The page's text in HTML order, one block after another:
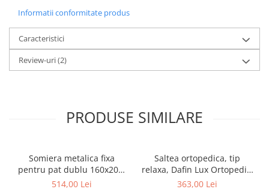
Informatii conformitate produs
Caracteristici
Review-uri(2)
PRODUSE SIMILARE
Somiera metalica fixa
pentru pat dublu 160x200,
6 picioare, 32 lamele lemn
514,00 Lei
Saltea ortopedica, tip
relaxa, Dafin Lux Ortopedic,
90x200x21cm, fermitate
363,00 Lei